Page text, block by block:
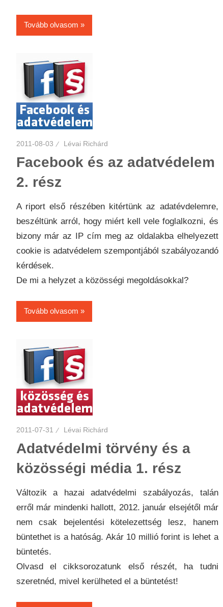
Tovább olvasom
2011-08-03 Lévai Richárd
Facebook és az adatvédelem
2. rész
A riport első részében kitértünk az adatévdelemre,
beszéltünk arról, hogy miért kell vele foglalkozni, és
bizony már az IP cím meg az oldalakba elhelyezett
cookie is adatvédelem szempontjából szabályozandó
kérdések.
De mi a helyzet a közösségi megoldásokkal?
Tovább olvasom
2011-07-31 Lévai Richárd
Adatvédelmi törvény és a
közösségi média 1. rész
Változik a hazai adatvédelmi szabályozás, talán
erről már mindenki hallott, 2012. január elsejétől már
nem csak bejelentési kötelezettség lesz, hanem
büntethet is a hatóság. Akár 10 millió forint is lehet a
büntetés.
Olvasd el cikksorozatunk első részét, ha tudni
szeretnéd, mivel kerülheted el a büntetést!